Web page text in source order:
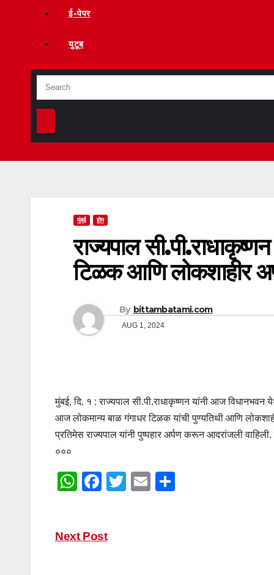
ई-पेपर
युटूब
मुंबई होम
राज्यपाल
टिळक आणि लोकशाहीर
By bittambatami.com
AUG 1, 2024
मुंबई, दि. १ : राज्यपाल सी.पी.राधाकृष्णन यांनी आज
आज लोकमान्य बाळ गंगाधर टिळक यांची पुण्यतिथी आणि
प्रतिमेस राज्यपाल यांनी पुष्पहार अर्पण करून आदरांजली
०००
W
s
F
e
T
E
Post
Next Post